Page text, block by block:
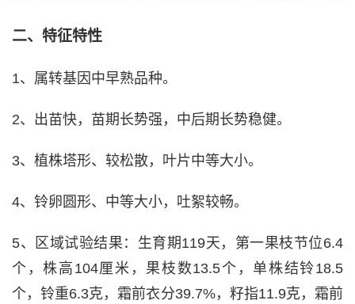
二、特征特性
1、属转基因中早熟品种。
2、出苗快，苗期长势强，中后期长势稳健。
3、植株塔形、较松散，叶片中等大小。
4、铃卵圆形、中等大小，吐絮较畅。
5、区域试验结果：生育期119天，第一果枝节位6.4
个，株高104厘米，果枝数13.5个，单株结铃18.5
个，铃重6.3克，霜前衣分39.7%，籽指11.9克，霜前